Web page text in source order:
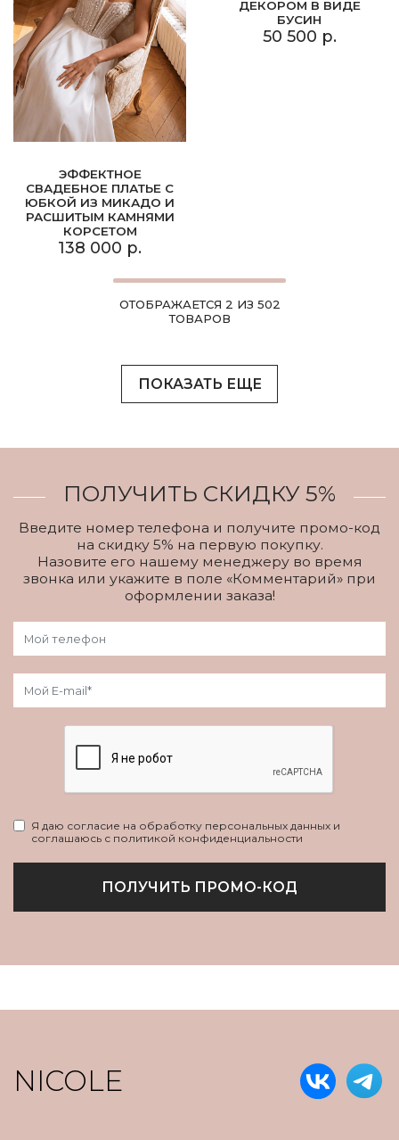
ЭФФЕКТНОЕ
СВАДЕБНОЕ ПЛАТЬЕ С
ЮБКОЙ ИЗ МИКАДО И
РАСШИТЫМ КАМНЯМИ
КОРСЕТОМ
138 000 р.
ДЕКОРОМ В ВИДЕ
БУСИН
50 500 р.
ОТОБРАЖАЕТСЯ 2 ИЗ 502
ТОВАРОВ
ПОКАЗАТЬ ЕЩЕ
ПОЛУЧИТЬ СКИДКУ 5%
Введите номер телефона и получите промо-код
на скидку 5% на первую покупку.
Назовите его нашему менеджеру во время
звонка или укажите в поле «Комментарий» при
оформлении заказа!
Я даю согласие на обработку персональных данных и
соглашаюсь с политикой конфиденциальности
ПОЛУЧИТЬ ПРОМО-КОД
NICOLE